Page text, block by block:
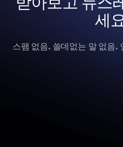
세
스팸 없음. 쓸데없는 말 없음.